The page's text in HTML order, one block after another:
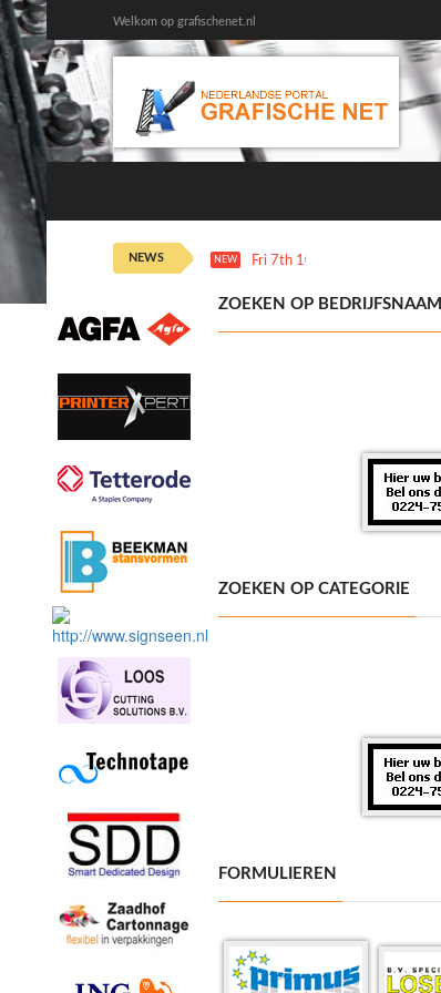
Welkom op grafischenet.nl
NEWS NEW Fri 7th 10:20
ZOEKEN OP BEDRIJFSNAAM
ZOEKEN OP CATEGORIE
FORMULIEREN